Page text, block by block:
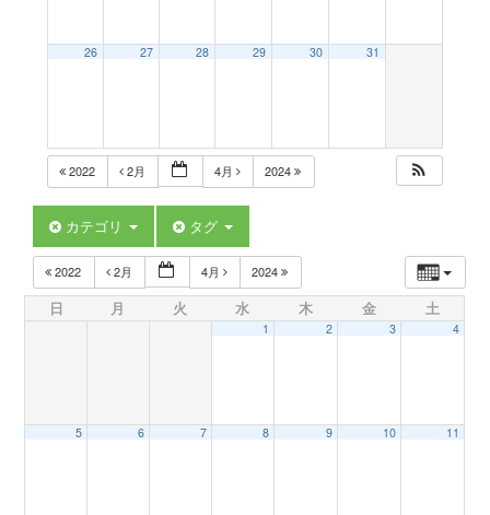
t
i
26 27 28 29 30 31
2022 2月 4月 2024
カテゴリ タグ
2022 2月 4月 2024
日 月 火 水 木 金 土
1 2 3 4
5 6 7 8 9 10 11